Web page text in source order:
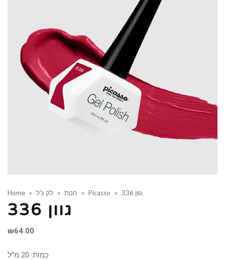
Home » חנות » לק ג'ל » Picasso » גוון 336
גוון 336
₪64.00
כמות: 20 מ”ל